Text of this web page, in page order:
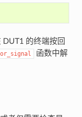
的终端按回
函数中解